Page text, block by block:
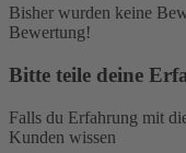
Bisher wurden keine
Bewertung!
Bitte teile deine
Falls du Erfahrung mit
Kunden wissen